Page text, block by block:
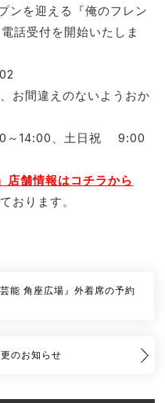
ンを迎える『俺のフレン
話受付を開始いたしま
お間違えのないようおか
～14:00、土日祝 9:00
店舗情報はコチラから
おります。
能 角座広場』外着席の予約
のお知らせ